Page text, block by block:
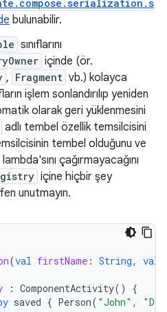
bulunabilir.
sınıflarını
içinde (ör.
, Fragment vb.) kolayca
işlem sonlandırılıp yeniden
olarak geri yüklenmesini
adlı tembel özellik temsilcisini
tembel olduğunu ve
lambda'sını çağırmayacağını
içine hiçbir şey
unutmayın.
(val firstName : String, val
: ComponentActivity()
{
saved { Person( "John" ,